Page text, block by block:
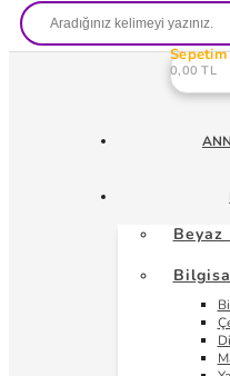
Sepetim
0,00 TL
Beyaz